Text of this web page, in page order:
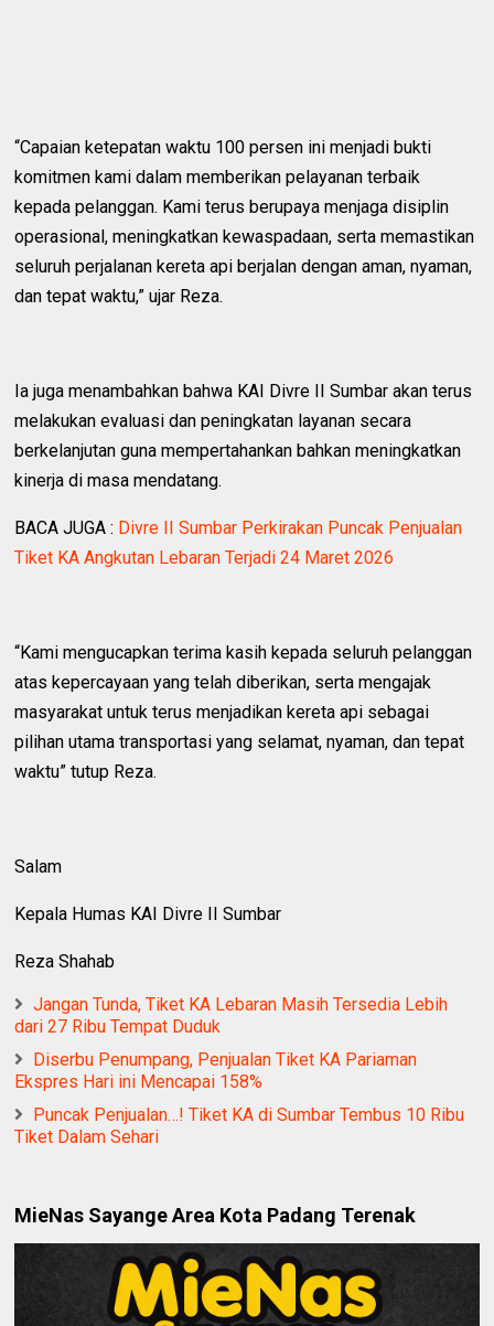
“Capaian ketepatan waktu 100 persen ini menjadi bukti
komitmen kami dalam memberikan pelayanan terbaik
kepada pelanggan. Kami terus berupaya menjaga disiplin
operasional, meningkatkan kewaspadaan, serta memastikan
seluruh perjalanan kereta api berjalan dengan aman, nyaman,
dan tepat waktu,” ujar Reza.
Ia juga menambahkan bahwa KAI Divre II Sumbar akan terus
melakukan evaluasi dan peningkatan layanan secara
berkelanjutan guna mempertahankan bahkan meningkatkan
kinerja di masa mendatang.
BACA JUGA : Divre II Sumbar Perkirakan Puncak Penjualan
Tiket KA Angkutan Lebaran Terjadi 24 Maret 2026
“Kami mengucapkan terima kasih kepada seluruh pelanggan
atas kepercayaan yang telah diberikan, serta mengajak
masyarakat untuk terus menjadikan kereta api sebagai
pilihan utama transportasi yang selamat, nyaman, dan tepat
waktu” tutup Reza.
Salam
Kepala Humas KAI Divre II Sumbar
Reza Shahab
Jangan Tunda, Tiket KA Lebaran Masih Tersedia Lebih
dari 27 Ribu Tempat Duduk
Diserbu Penumpang, Penjualan Tiket KA Pariaman
Ekspres Hari ini Mencapai 158%
Puncak Penjualan…! Tiket KA di Sumbar Tembus 10 Ribu
Tiket Dalam Sehari
MieNas Sayange Area Kota Padang Terenak